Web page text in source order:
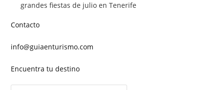
grandes fiestas de julio en Tenerife
Contacto
info@guiaenturismo.com
Encuentra tu destino